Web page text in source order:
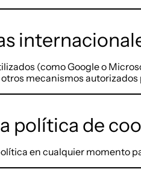
(como Google o
mecanismos autorizados
política de
en cualquier momento